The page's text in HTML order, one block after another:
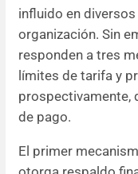
influido en
organización. Sin
responden a tres
límites de tarifa y
prospectivamente,
de pago.
El primer